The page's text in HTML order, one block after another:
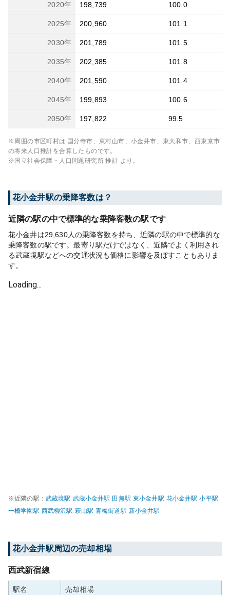
2020年 198,739 100.0
2025年 200,960 101.1
2030年 201,789 101.5
2035年 202,385 101.8
2040年 201,590 101.4
2045年 199,893 100.6
2050年 197,822 99.5
※周囲の市区町村は 国分寺市、東村山市、小金井市、東大和市、西東京市
の将来人口推計を合算したものです。
※国立社会保障・人口問題研究所 推計 より。
花小金井駅の乗降客数は？
近隣の駅の中で標準的な乗降客数の駅です
花小金井は29,630人の乗降客数を持ち、近隣の駅の中で標準的な
乗降客数の駅です。最寄り駅だけではなく、近隣でよく利用され
る武蔵境駅などへの交通状況も価格に影響を及ぼすこともありま
す。
Loading...
※近隣の駅： 武蔵境駅 武蔵小金井駅 田無駅 東小金井駅 花小金井駅 小平駅
一橋学園駅 西武柳沢駅 萩山駅 青梅街道駅 新小金井駅
花小金井駅周辺の売却相場
西武新宿線
駅名 売却相場